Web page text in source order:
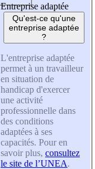
Entreprise adaptée
Qu'est-ce qu'une
entreprise adaptée
?
L'entreprise adaptée
permet à un travailleur
en situation de
handicap d'exercer
une activité
professionnelle dans
des conditions
adaptées à ses
capacités. Pour en
savoir plus, consultez
le site de l’UNEA.